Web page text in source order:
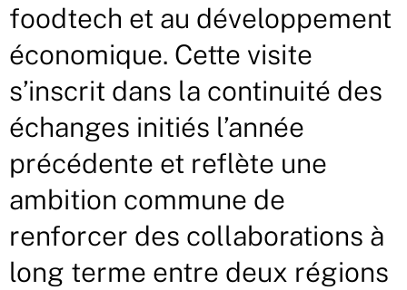
foodtech et au développement
économique. Cette visite
s’inscrit dans la continuité des
échanges initiés l’année
précédente et reflète une
ambition commune de
renforcer des collaborations à
long terme entre deux régions